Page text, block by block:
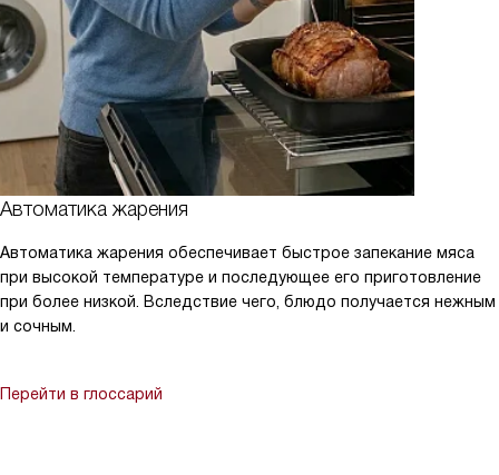
Автоматика жарения
Автоматика жарения обеспечивает быстрое запекание мяса
при высокой температуре и последующее его приготовление
при более низкой. Вследствие чего, блюдо получается нежным
и сочным.
Перейти в глоссарий